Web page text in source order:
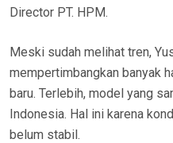
Director PT. HPM.
Meski sudah melihat tren,
mempertimbangkan banyak
baru. Terlebih, model yang
Indonesia. Hal ini karena
belum stabil.